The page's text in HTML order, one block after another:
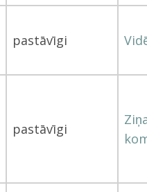
pastāvīgi
pastāvīgi